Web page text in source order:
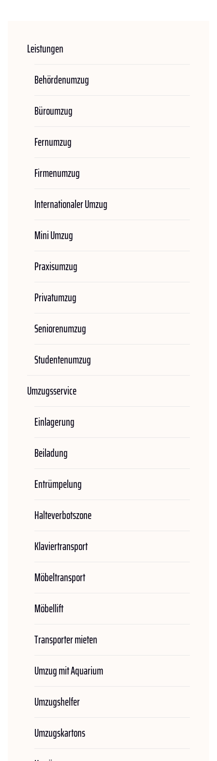
Leistungen
Behördenumzug
Büroumzug
Fernumzug
Firmenumzug
Internationaler Umzug
Mini Umzug
Praxisumzug
Privatumzug
Seniorenumzug
Studentenumzug
Umzugsservice
Einlagerung
Beiladung
Entrümpelung
Halteverbotszone
Klaviertransport
Möbeltransport
Möbellift
Transporter mieten
Umzug mit Aquarium
Umzugshelfer
Umzugskartons